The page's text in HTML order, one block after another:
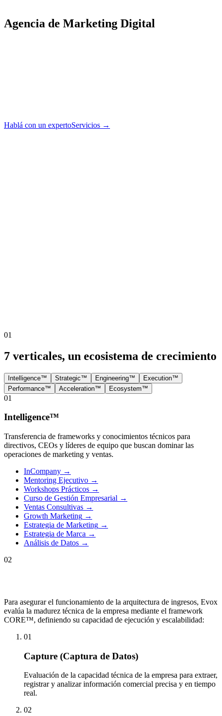
Agencia de Marketing Digital
Hablá con un expertoServicios →
01
7 verticales, un ecosistema de crecimiento
Intelligence™ Strategic™ Engineering™
Execution™
Performance™
Acceleration™ Ecosystem™
01
Intelligence™
Transferencia de frameworks y conocimientos técnicos para
directivos, CEOs y líderes de equipo que buscan dominar las
operaciones de marketing y ventas.
InCompany →
Mentoring Ejecutivo →
Workshops Prácticos →
Curso de Gestión Empresarial →
Ventas Consultivas →
Growth Marketing →
Estrategia de Marketing →
Estrategia de Marca →
Análisis de Datos →
02
Para asegurar el funcionamiento de la arquitectura de ingresos, Evox
evalúa la madurez técnica de la empresa mediante el framework
CORE™, definiendo su capacidad de ejecución y escalabilidad:
01
Capture (Captura de Datos)
Evaluación de la capacidad técnica de la empresa para extraer,
registrar y analizar información comercial precisa y en tiempo
real.
02